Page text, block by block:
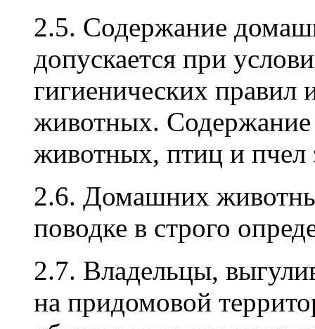
2.5. Содержание
допускается при
гигиенических
животных.
животных, птиц и пчел
2.6. Домашних
поводке в строго
2.7. Владельцы,
на придомовой